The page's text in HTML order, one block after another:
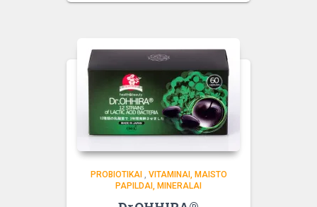
PROBIOTIKAI , VITAMINAI, MAISTO
PAPILDAI, MINERALAI